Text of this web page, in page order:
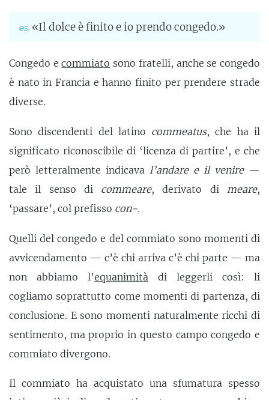
«Il dolce è finito e io prendo congedo.»
Congedo ecommiato sono fratelli, anche se congedo
è nato in Francia e hanno finito per prendere strade
diverse.
Sono discendenti del latino commeatus, che ha il
significato riconoscibile di ‘licenza di partire’, e che
però letteralmente indicava l’andare e il venire—
tale il senso di commeare, derivato di meare,
‘passare’, col prefisso con-.
Quelli del congedo e del commiato sono momenti di
avvicendamento — c’è chi arriva c’è chi parte — ma
non abbiamo l’equanimità di leggerli così: li
cogliamo soprattutto come momenti di partenza, di
conclusione. E sono momenti naturalmente ricchi di
sentimento, ma proprio in questo campo congedo e
commiato divergono.
Il commiato ha acquistato una sfumatura spesso